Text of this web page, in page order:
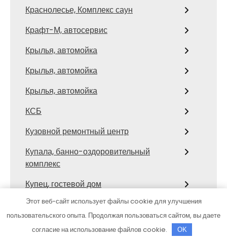
Краснолесье, Комплекс саун
Крафт-М, автосервис
Крылья, автомойка
Крылья, автомойка
Крылья, автомойка
КСБ
Кузовной ремонтный центр
Купала, банно-оздоровительный
комплекс
Купец, гостевой дом
Купчино, центр отдыха
Этот веб-сайт использует файлы cookie для улучшения
пользовательского опыта. Продолжая пользоваться сайтом, вы даете
согласие на использование файлов cookie.
OK